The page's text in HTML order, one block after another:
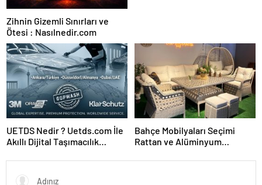
Zihnin Gizemli Sınırları ve
Ötesi : Nasılnedir.com
UETDS Nedir ? Uetds.com İle
Akıllı Dijital Taşımacılık
Bahçe Mobilyaları Seçimi
Rattan ve Alüminyum